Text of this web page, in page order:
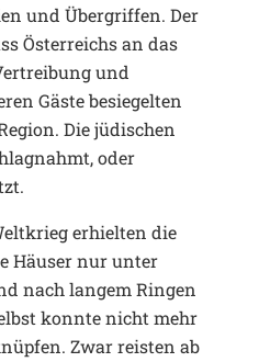
und Übergriffen. Der
Österreichs an das
und
Gäste besiegelten
Die jüdischen
oder
erhielten die
Häuser nur unter
nach langem Ringen
konnte nicht mehr
Zwar reisten ab